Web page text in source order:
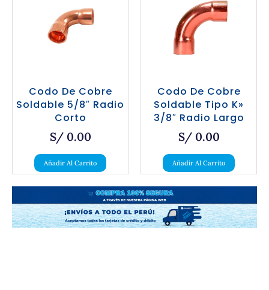
Codo De Cobre
Soldable 5/8″ Radio
Corto
S/0.00
Añadir Al Carrito
Codo De Cobre
Soldable Tipo K»
3/8″ Radio Largo
S/0.00
Añadir Al Carrito